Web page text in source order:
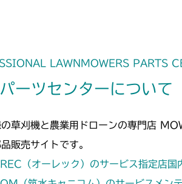
LAWNMOWERS PARTS
ーツセンターについて
草刈機と農業用ドローンの専門店
販売サイトです。
（オーレック）のサービス指定店国